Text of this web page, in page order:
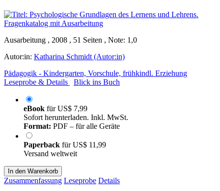
Ausarbeitung , 2008 , 51 Seiten , Note: 1,0
Autor:in: Katharina Schmidt (Autor:in)
Pädagogik - Kindergarten, Vorschule, frühkindl. Erziehung
Leseprobe & Details
Blick ins Buch
eBook fürUS$ 7,99
Sofort herunterladen. Inkl. MwSt.
Format: PDF – für alle Geräte
Paperback fürUS$ 11,99
Versand weltweit
In den Warenkorb
Zusammenfassung Leseprobe Details